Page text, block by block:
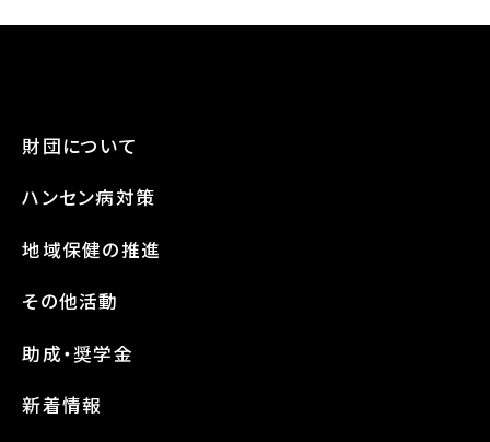
財団について
ハンセン病対策
地域保健の推進
その他活動
助成・奨学金
新着情報